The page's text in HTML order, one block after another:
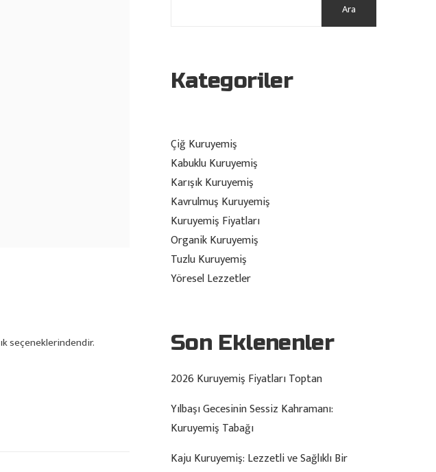
Ara
Kategoriler
Çiğ Kuruyemiş
Kabuklu Kuruyemiş
Karışık Kuruyemiş
Kavrulmuş Kuruyemiş
Kuruyemiş Fiyatları
Organik Kuruyemiş
Tuzlu Kuruyemiş
Yöresel Lezzetler
Son Eklenenler
2026 Kuruyemiş Fiyatları Toptan
Yılbaşı Gecesinin Sessiz Kahramanı:
Kuruyemiş Tabağı
Kaju Kuruyemiş: Lezzetli ve Sağlıklı Bir
seçeneklerindendir.